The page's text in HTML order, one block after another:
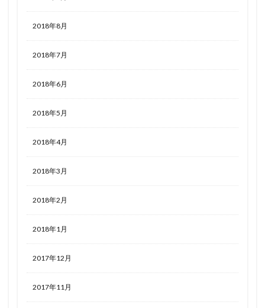
2018年8月
2018年7月
2018年6月
2018年5月
2018年4月
2018年3月
2018年2月
2018年1月
2017年12月
2017年11月